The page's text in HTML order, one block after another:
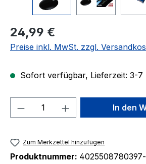
Regulärer Preis:
24,99 €
Preise inkl. MwSt. zzgl.
Sofort verfügbar, Lieferzeit: 3-7
Produkt Anzahl: GibIn den
Zum Merkzettel hinzufügen
Produktnummer: